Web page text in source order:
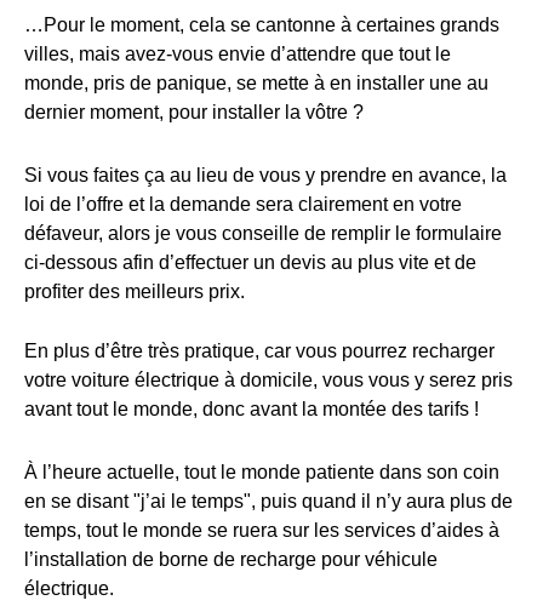
…Pour le moment, cela se cantonne à certaines grands
villes, mais avez-vous envie d’attendre que tout le
monde, pris de panique, se mette à en installer une au
dernier moment, pour installer la vôtre ?
Si vous faites ça au lieu de vous y prendre en avance, la
loi de l’offre et la demande sera clairement en votre
défaveur, alors je vous conseille de remplir le formulaire
ci-dessous afin d’effectuer un devis au plus vite et de
profiter des meilleurs prix.
En plus d’être très pratique, car vous pourrez recharger
votre voiture électrique à domicile, vous vous y serez pris
avant tout le monde, donc avant la montée des tarifs !
À l’heure actuelle, tout le monde patiente dans son coin
en se disant "j’ai le temps", puis quand il n’y aura plus de
temps, tout le monde se ruera sur les services d’aides à
l’installation de borne de recharge pour véhicule
électrique.